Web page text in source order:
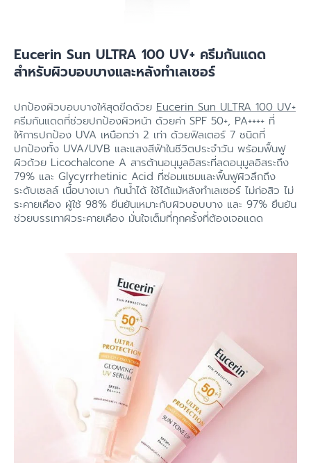
Eucerin Sun ULTRA 100 UV+ ครีมกันแดด
สำหรับผิวบอบบางและหลังทำเลเซอร์
ปกป้องผิวบอบบางให้สุดขีดด้วย Eucerin Sun ULTRA 100 UV+
ครีมกันแดดที่ช่วยปกป้องผิวหน้า ด้วยค่า SPF 50+, PA++++ ที่
ให้การปกป้อง UVA เหนือกว่า 2 เท่า ด้วยฟิลเตอร์ 7 ชนิดที่
ปกป้องทั้ง UVA/UVB และแสงสีฟ้าในชีวิตประจำวัน พร้อมฟื้นฟู
ผิวด้วย Licochalcone A สารต้านอนุมูลอิสระที่ลดอนุมูลอิสระถึง
79% และ Glycyrrhetinic Acid ที่ซ่อมแซมและฟื้นฟูผิวลึกถึง
ระดับเซลล์ เนื้อบางเบา กันน้ำได้ ใช้ได้แม้หลังทำเลเซอร์ ไม่ก่อสิว ไม่
ระคายเคือง ผู้ใช้ 98% ยืนยันเหมาะกับผิวบอบบาง และ 97% ยืนยัน
ช่วยบรรเทาผิวระคายเคือง มั่นใจเต็มที่ทุกครั้งที่ต้องเจอแดด